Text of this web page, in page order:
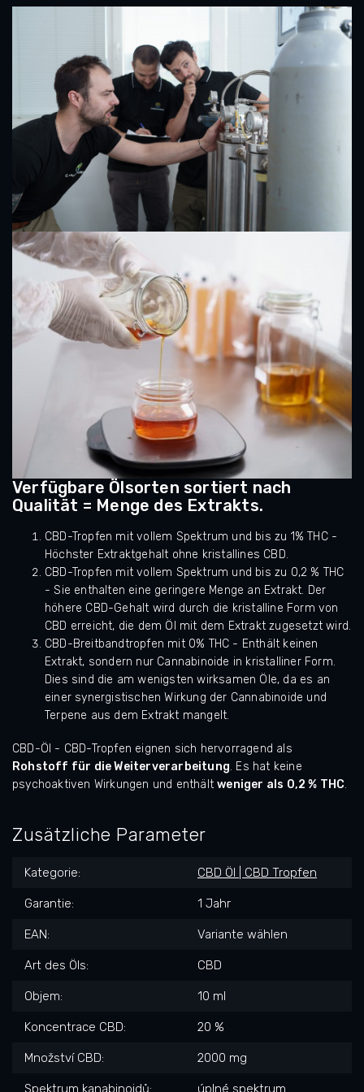
Verfügbare Ölsorten sortiert nach
Qualität = Menge des Extrakts.
CBD-Tropfen mit vollem Spektrum und bis zu 1% THC -
Höchster Extraktgehalt ohne kristallines CBD.
CBD-Tropfen mit vollem Spektrum und bis zu 0,2 % THC
- Sie enthalten eine geringere Menge an Extrakt. Der
höhere CBD-Gehalt wird durch die kristalline Form von
CBD erreicht, die dem Öl mit dem Extrakt zugesetzt wird.
CBD-Breitbandtropfen mit 0% THC - Enthält keinen
Extrakt, sondern nur Cannabinoide in kristalliner Form.
Dies sind die am wenigsten wirksamen Öle, da es an
einer synergistischen Wirkung der Cannabinoide und
Terpene aus dem Extrakt mangelt.
CBD-Öl - CBD-Tropfen eignen sich hervorragend als
Rohstoff für die Weiterverarbeitung. Es hat keine
psychoaktiven Wirkungen und enthältweniger als 0,2 % THC.
Zusätzliche Parameter
Kategorie: CBD Öl | CBD Tropfen
Garantie: 1 Jahr
EAN: Variante wählen
Art des Öls: CBD
Objem: 10 ml
Koncentrace CBD: 20 %
Množství CBD: 2000 mg
Spektrum kanabinoidů: úplné spektrum